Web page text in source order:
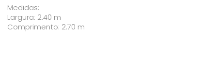
Medidas:
Largura: 2.40 m
Comprimento: 2.70 m